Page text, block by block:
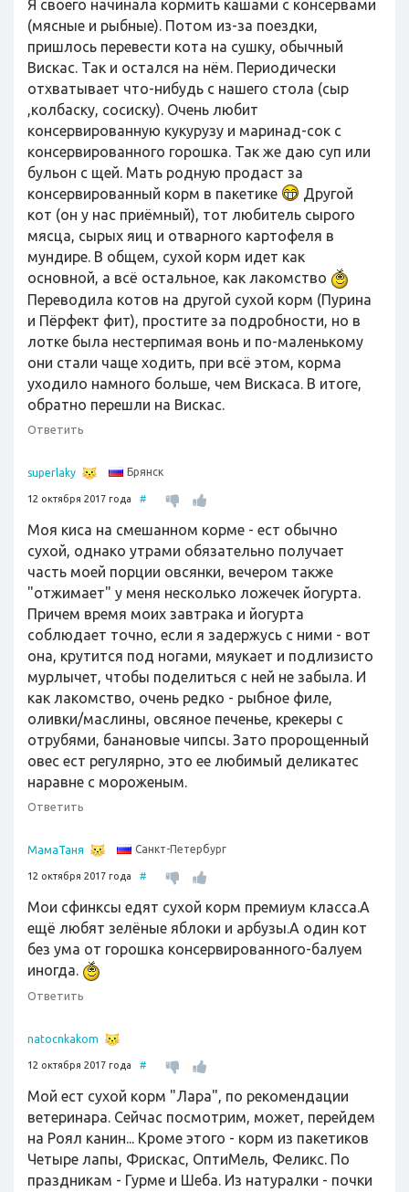
Я своего начинала кормить кашами с консервами
(мясные и рыбные). Потом из-за поездки,
пришлось перевести кота на сушку, обычный
Вискас. Так и остался на нём. Периодически
отхватывает что-нибудь с нашего стола (сыр
,колбаску, сосиску). Очень любит
консервированную кукурузу и маринад-сок с
консервированного горошка. Так же даю суп или
бульон с щей. Мать родную продаст за
консервированный корм в пакетике
Другой
кот (он у нас приёмный), тот любитель сырого
мясца, сырых яиц и отварного картофеля в
мундире. В общем, сухой корм идет как
основной, а всё остальное, как лакомство
Переводила котов на другой сухой корм (Пурина
и Пёрфект фит), простите за подробности, но в
лотке была нестерпимая вонь и по-маленькому
они стали чаще ходить, при всё этом, корма
уходило намного больше, чем Вискаса. В итоге,
обратно перешли на Вискас.
Ответить
superlaky Брянск
12 октября 2017 года #
Моя киса на смешанном корме - ест обычно
сухой, однако утрами обязательно получает
часть моей порции овсянки, вечером также
"отжимает" у меня несколько ложечек йогурта.
Причем время моих завтрака и йогурта
соблюдает точно, если я задержусь с ними - вот
она, крутится под ногами, мяукает и подлизисто
мурлычет, чтобы поделиться с ней не забыла. И
как лакомство, очень редко - рыбное филе,
оливки/маслины, овсяное печенье, крекеры с
отрубями, банановые чипсы. Зато пророщенный
овес ест регулярно, это ее любимый деликатес
наравне с мороженым.
Ответить
МамаТаня Санкт-Петербург
12 октября 2017 года #
Мои сфинксы едят сухой корм премиум класса.А
ещё любят зелёные яблоки и арбузы.А один кот
без ума от горошка консервированного-балуем
иногда.
Ответить
natocnkakom
12 октября 2017 года #
Мой ест сухой корм "Лара", по рекомендации
ветеринара. Сейчас посмотрим, может, перейдем
на Роял канин... Кроме этого - корм из пакетиков
Четыре лапы, Фрискас, ОптиМель, Феликс. По
праздникам - Гурме и Шеба. Из натуралки - почки